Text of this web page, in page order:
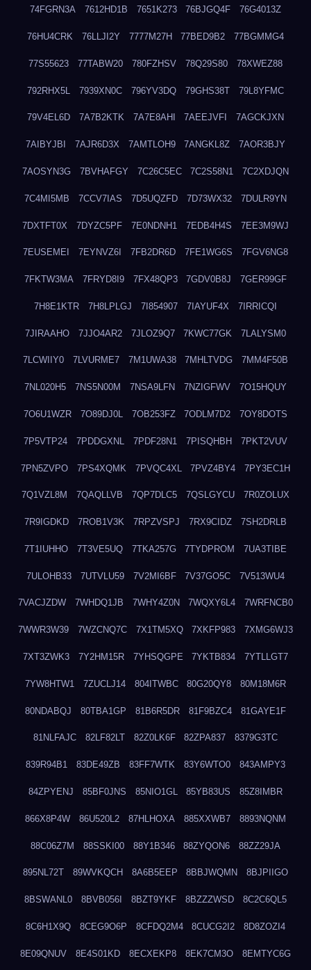
74FGRN3A 7612HD1B 7651K273 76BJGQ4F 76G4013Z
76HU4CRK 76LLJI2Y 7777M27H 77BED9B2 77BGMMG4
77S55623 77TABW20 780FZHSV 78Q29S80 78XWEZ88
792RHX5L 7939XN0C 796YV3DQ 79GHS38T 79L8YFMC
79V4EL6D 7A7B2KTK 7A7E8AHI 7AEEJVFI 7AGCKJXN
7AIBYJBI 7AJR6D3X 7AMTLOH9 7ANGKL8Z 7AOR3BJY
7AOSYN3G 7BVHAFGY 7C26C5EC 7C2S58N1 7C2XDJQN
7C4MI5MB 7CCV7IAS 7D5UQZFD 7D73WX32 7DULR9YN
7DXTFT0X 7DYZC5PF 7E0NDNH1 7EDB4H4S 7EE3M9WJ
7EUSEMEI 7EYNVZ6I 7FB2DR6D 7FE1WG6S 7FGV6NG8
7FKTW3MA 7FRYD8I9 7FX48QP3 7GDV0B8J 7GER99GF
7H8E1KTR 7H8LPLGJ 7I854907 7IAYUF4X 7IRRICQI
7JIRAAHO 7JJO4AR2 7JLOZ9Q7 7KWC77GK 7LALYSM0
7LCWIIY0 7LVURME7 7M1UWA38 7MHLTVDG 7MM4F50B
7NL020H5 7NS5N00M 7NSA9LFN 7NZIGFWV 7O15HQUY
7O6U1WZR 7O89DJ0L 7OB253FZ 7ODLM7D2 7OY8DOTS
7P5VTP24 7PDDGXNL 7PDF28N1 7PISQHBH 7PKT2VUV
7PN5ZVPO 7PS4XQMK 7PVQC4XL 7PVZ4BY4 7PY3EC1H
7Q1VZL8M 7QAQLLVB 7QP7DLC5 7QSLGYCU 7R0ZOLUX
7R9IGDKD 7ROB1V3K 7RPZVSPJ 7RX9CIDZ 7SH2DRLB
7T1IUHHO 7T3VE5UQ 7TKA257G 7TYDPROM 7UA3TIBE
7ULOHB33 7UTVLU59 7V2MI6BF 7V37GO5C 7V513WU4
7VACJZDW 7WHDQ1JB 7WHY4Z0N 7WQXY6L4 7WRFNCB0
7WWR3W39 7WZCNQ7C 7X1TM5XQ 7XKFP983 7XMG6WJ3
7XT3ZWK3 7Y2HM15R 7YHSQGPE 7YKTB834 7YTLLGT7
7YW8HTW1 7ZUCLJ14 804ITWBC 80G20QY8 80M18M6R
80NDABQJ 80TBA1GP 81B6R5DR 81F9BZC4 81GAYE1F
81NLFAJC 82LF82LT 82Z0LK6F 82ZPA837 8379G3TC
839R94B1 83DE49ZB 83FF7WTK 83Y6WTO0 843AMPY3
84ZPYENJ 85BF0JNS 85NIO1GL 85YB83US 85Z8IMBR
866X8P4W 86U520L2 87HLHOXA 885XXWB7 8893NQNM
88C06Z7M 88SSKI00 88Y1B346 88ZYQON6 88ZZ29JA
895NL72T 89WVKQCH 8A6B5EEP 8BBJWQMN 8BJPIIGO
8BSWANL0 8BVB056I 8BZT9YKF 8BZZZWSD 8C2C6QL5
8C6H1X9Q 8CEG9O6P 8CFDQ2M4 8CUCG2I2 8D8ZOZI4
8E09QNUV 8E4S01KD 8ECXEKP8 8EK7CM3O 8EMTYC6G